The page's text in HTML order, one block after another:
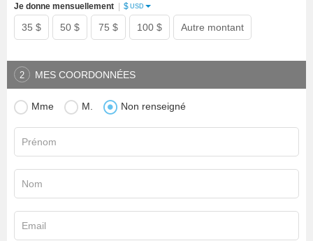
35 $ 50 $ 75 $ 100 $ Autre montant
Je donne mensuellement $ USD
2 MES COORDONNÉES
Mme M. Non renseigné
Prénom
Nom
Email